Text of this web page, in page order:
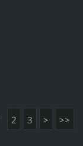
2 3 > >>